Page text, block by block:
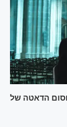
את מחסום הדאטה של